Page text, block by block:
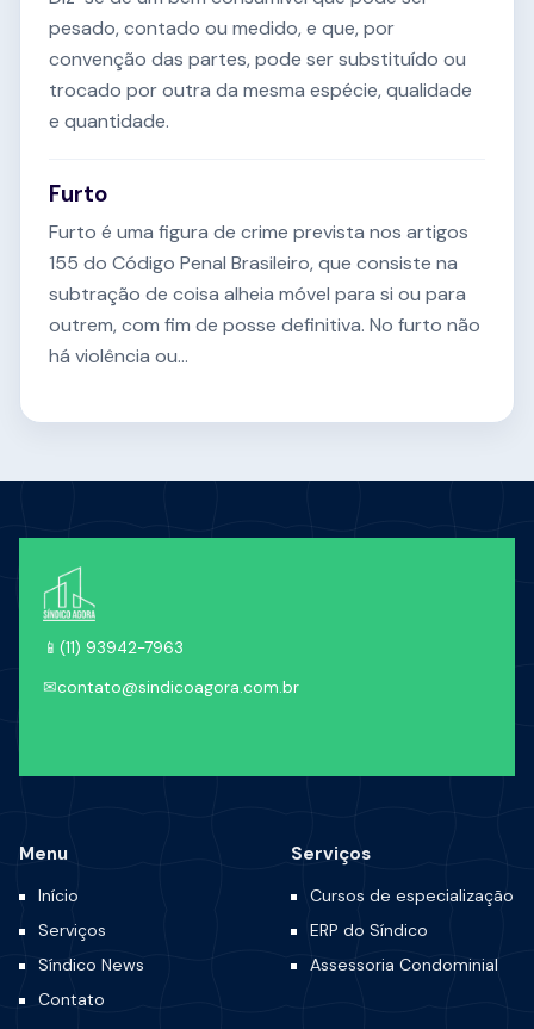
pesado, contado ou medido, e que, por
convenção das partes, pode ser substituído ou
trocado por outra da mesma espécie, qualidade
e quantidade.
Furto
Furto é uma figura de crime prevista nos artigos
155 do Código Penal Brasileiro, que consiste na
subtração de coisa alheia móvel para si ou para
outrem, com fim de posse definitiva. No furto não
há violência ou...
📱 (11) 93942-7963
✉contato@sindicoagora.com.br
Menu
Início
Serviços
Síndico News
Contato
Serviços
Cursos de especialização
ERP do Síndico
Assessoria Condominial